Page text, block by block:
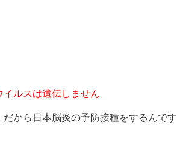
ルスは遺伝しません
から日本脳炎の予防接種をするんです